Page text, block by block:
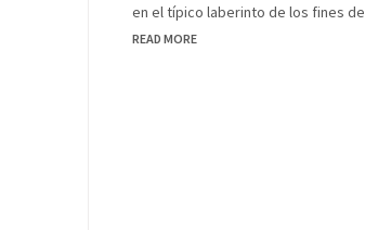
en el típico laberinto de los fines de
READ MORE